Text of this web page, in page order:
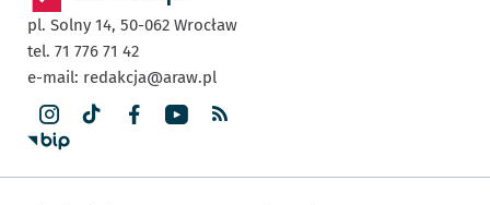
pl. Solny 14, 50-062 Wrocław
tel. 71 776 71 42
e-mail: redakcja@araw.pl